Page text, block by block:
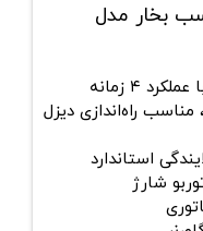
موتور پرکینز ۱۷۹ اسب بخار مدل
مناسب راه‌اندازی دیزل
استاندارد
شارژ